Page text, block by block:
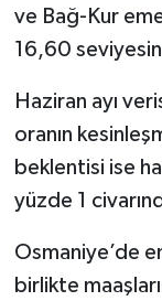
ve Bağ-Kur
16,60
Haziran ayı
oranın
beklentisi ise
yüzde 1
Osmaniye’de
birlikte